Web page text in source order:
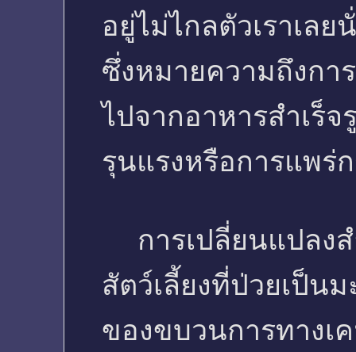
อยู่ไม่ไกลตัวเราเล
ซึ่งหมายความถึงกา
ไปจากอาหารสำเร็
รุนแรงหรือการแพร่
การเปลี่ยนแปลง
สัตว์เลี้ยงที่ป่วยเป็น
ของขบวนการทาง